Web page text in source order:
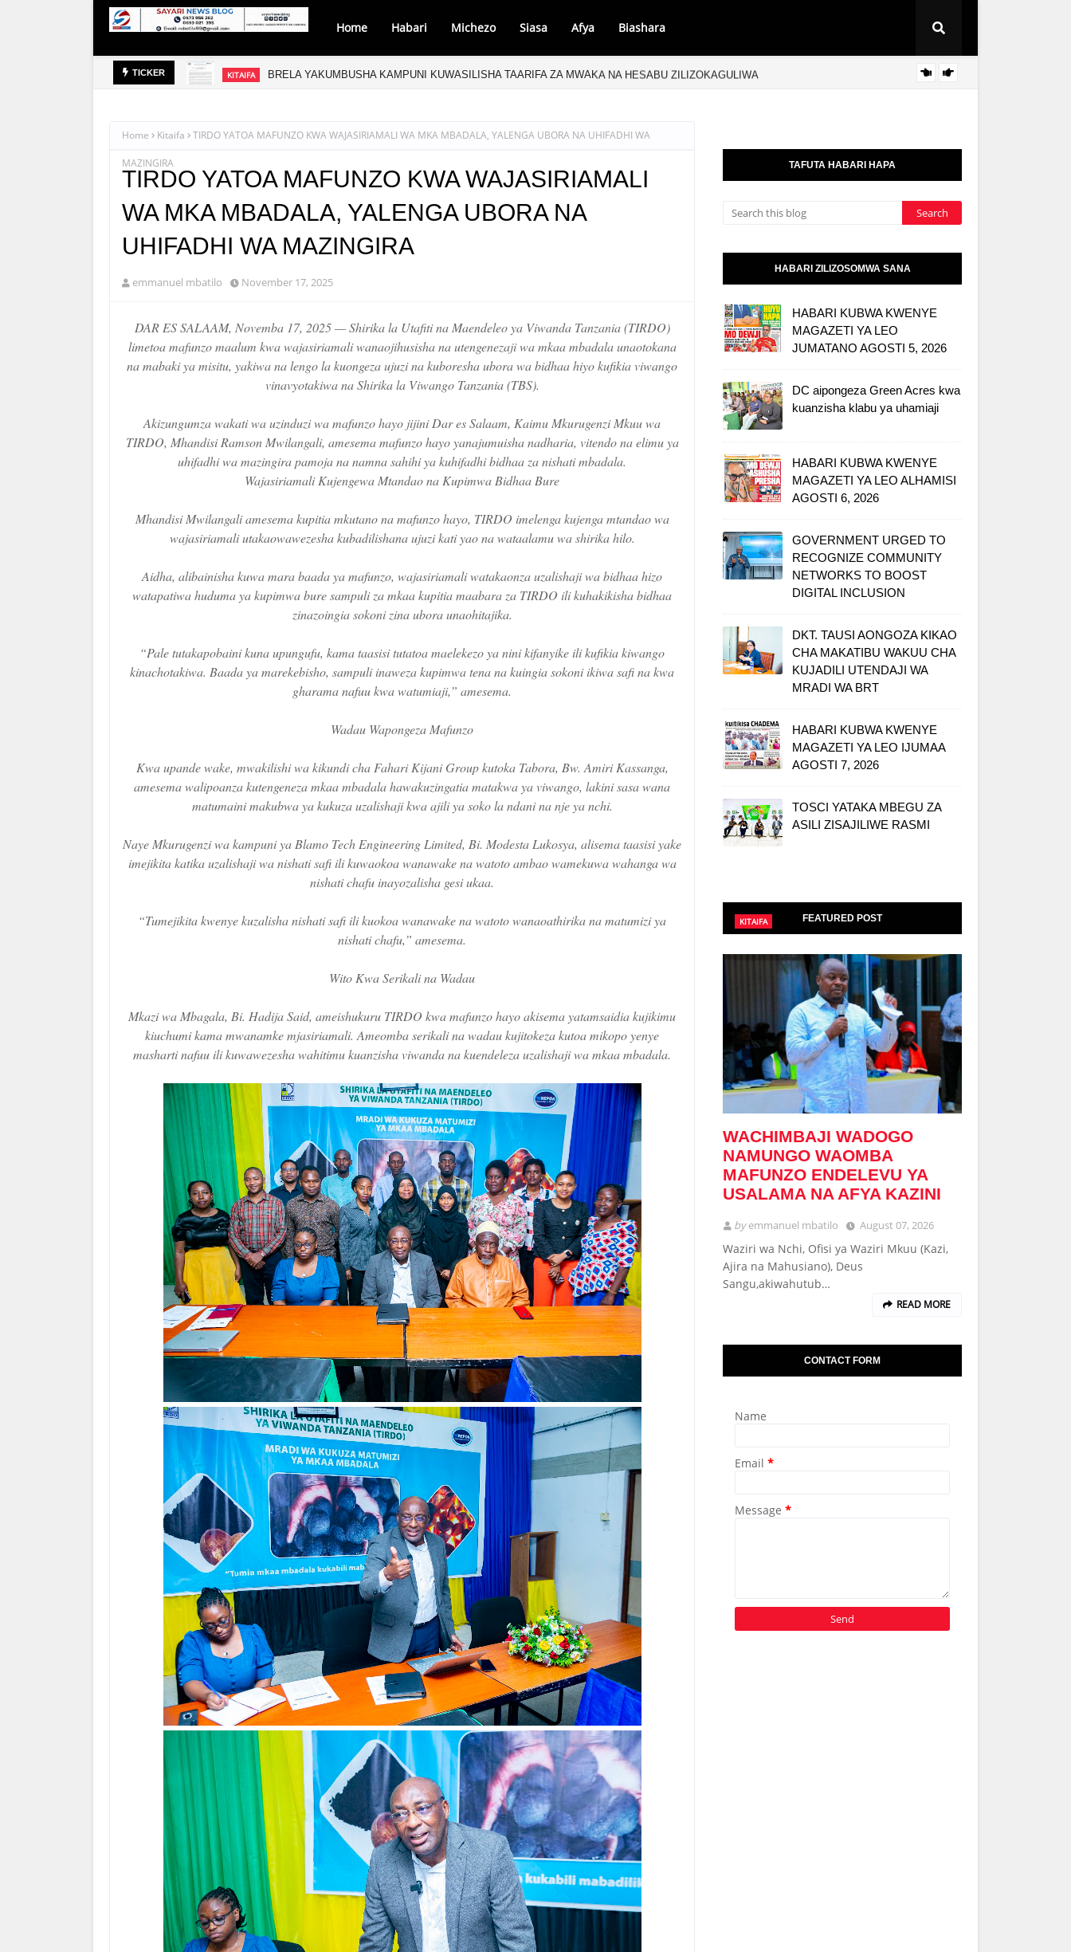
Home Habari Michezo Siasa Afya Biashara
TICKER KITAIFA BRELA YAKUMBUSHA KAMPUNI KUWASILISHA TAARIFA ZA MWAKA NA HESABU ZILIZOKAGULIWA
Home Kitaifa TIRDO YATOA MAFUNZO KWA WAJASIRIAMALI WA MKA MBADALA, YALENGA UBORA NA UHIFADHI WA
MAZINGIRA
TIRDO YATOA MAFUNZO KWA WAJASIRIAMALI
WA MKA MBADALA, YALENGA UBORA NA
UHIFADHI WA MAZINGIRA
emmanuel mbatilo November 17, 2025
DAR ES SALAAM, Novemba 17, 2025 — Shirika la Utafiti na Maendeleo ya Viwanda Tanzania (TIRDO)
limetoa mafunzo maalum kwa wajasiriamali wanaojihusisha na utengenezaji wa mkaa mbadala unaotokana
na mabaki ya misitu, yakiwa na lengo la kuongeza ujuzi na kuboresha ubora wa bidhaa hiyo kufikia viwango
vinavyotakiwa na Shirika la Viwango Tanzania (TBS).
Akizungumza wakati wa uzinduzi wa mafunzo hayo jijini Dar es Salaam, Kaimu Mkurugenzi Mkuu wa
TIRDO, Mhandisi Ramson Mwilangali, amesema mafunzo hayo yanajumuisha nadharia, vitendo na elimu ya
uhifadhi wa mazingira pamoja na namna sahihi ya kuhifadhi bidhaa za nishati mbadala.
Wajasiriamali Kujengewa Mtandao na Kupimwa Bidhaa Bure
Mhandisi Mwilangali amesema kupitia mkutano na mafunzo hayo, TIRDO imelenga kujenga mtandao wa
wajasiriamali utakaowawezesha kubadilishana ujuzi kati yao na wataalamu wa shirika hilo.
Aidha, alibainisha kuwa mara baada ya mafunzo, wajasiriamali watakaonza uzalishaji wa bidhaa hizo
watapatiwa huduma ya kupimwa bure sampuli za mkaa kupitia maabara za TIRDO ili kuhakikisha bidhaa
zinazoingia sokoni zina ubora unaohitajika.
“Pale tutakapobaini kuna upungufu, kama taasisi tutatoa maelekezo ya nini kifanyike ili kufikia kiwango
kinachotakiwa. Baada ya marekebisho, sampuli inaweza kupimwa tena na kuingia sokoni ikiwa safi na kwa
gharama nafuu kwa watumiaji,” amesema.
Wadau Wapongeza Mafunzo
Kwa upande wake, mwakilishi wa kikundi cha Fahari Kijani Group kutoka Tabora, Bw. Amiri Kassanga,
amesema walipoanza kutengeneza mkaa mbadala hawakuzingatia matakwa ya viwango, lakini sasa wana
matumaini makubwa ya kukuza uzalishaji kwa ajili ya soko la ndani na nje ya nchi.
Naye Mkurugenzi wa kampuni ya Blamo Tech Engineering Limited, Bi. Modesta Lukosya, alisema taasisi yake
imejikita katika uzalishaji wa nishati safi ili kuwaokoa wanawake na watoto ambao wamekuwa wahanga wa
nishati chafu inayozalisha gesi ukaa.
“Tumejikita kwenye kuzalisha nishati safi ili kuokoa wanawake na watoto wanaoathirika na matumizi ya
nishati chafu,” amesema.
Wito Kwa Serikali na Wadau
Mkazi wa Mbagala, Bi. Hadija Said, ameishukuru TIRDO kwa mafunzo hayo akisema yatamsaidia kujikimu
kiuchumi kama mwanamke mjasiriamali. Ameomba serikali na wadau kujitokeza kutoa mikopo yenye
masharti nafuu ili kuwawezesha wahitimu kuanzisha viwanda na kuendeleza uzalishaji wa mkaa mbadala.
TAFUTA HABARI HAPA
HABARI ZILIZOSOMWA SANA
HABARI KUBWA KWENYE
MAGAZETI YA LEO
JUMATANO AGOSTI 5, 2026
DC aipongeza Green Acres kwa
kuanzisha klabu ya uhamiaji
HABARI KUBWA KWENYE
MAGAZETI YA LEO ALHAMISI
AGOSTI 6, 2026
GOVERNMENT URGED TO
RECOGNIZE COMMUNITY
NETWORKS TO BOOST
DIGITAL INCLUSION
DKT. TAUSI AONGOZA KIKAO
CHA MAKATIBU WAKUU CHA
KUJADILI UTENDAJI WA
MRADI WA BRT
HABARI KUBWA KWENYE
MAGAZETI YA LEO IJUMAA
AGOSTI 7, 2026
TOSCI YATAKA MBEGU ZA
ASILI ZISAJILIWE RASMI
FEATURED POST
KITAIFA
WACHIMBAJI WADOGO
NAMUNGO WAOMBA
MAFUNZO ENDELEVU YA
USALAMA NA AFYA KAZINI
byemmanuel mbatilo August 07, 2026
Waziri wa Nchi, Ofisi ya Waziri Mkuu (Kazi,
Ajira na Mahusiano), Deus
Sangu,akiwahutub…
READ MORE
CONTACT FORM
Name
Email *
Message *